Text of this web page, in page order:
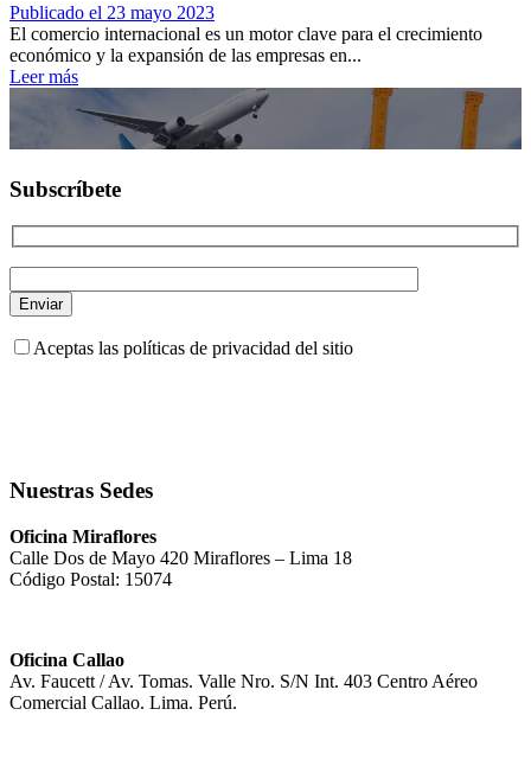
Publicado el 23 mayo 2023
El comercio internacional es un motor clave para el crecimiento
económico y la expansión de las empresas en...
Leer más
Subscríbete
Aceptas las políticas de privacidad del sitio
Nuestras Sedes
Oficina Miraflores
Calle Dos de Mayo 420 Miraflores – Lima 18
Código Postal: 15074
Oficina Callao
Av. Faucett / Av. Tomas. Valle Nro. S/N Int. 403 Centro Aéreo
Comercial Callao. Lima. Perú.